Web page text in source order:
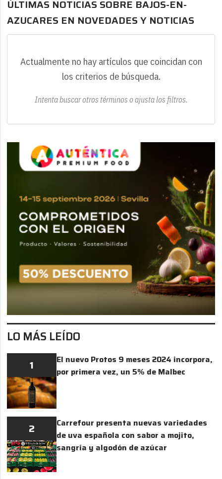
ÚLTIMAS NOTICIAS SOBRE BAJOS-EN-
AZUCARES EN NOVEDADES Y NOTICIAS
Actualmente no hay artículos que coincidan con
los criterios de búsqueda.
Intenta buscar otros términos o ajusta los filtros.
LO MÁS LEÍDO
1
El nuevo Protos 9 meses 2024 incorpora,
por primera vez, un 5% de Malbec
2
Carrefour presenta nuevas variedades
de uva española con sabor a mojito,
sangría y algodón de azúcar